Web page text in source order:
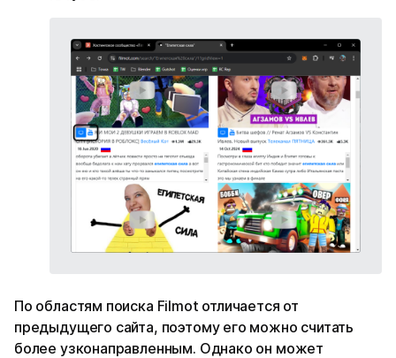
По областям поиска Filmot отличается от
предыдущего сайта, поэтому его можно считать
более узконаправленным. Однако он может